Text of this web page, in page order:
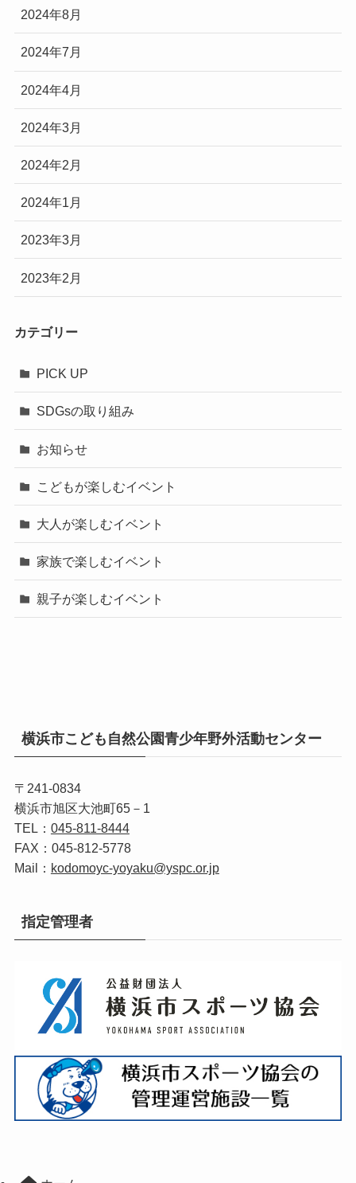
2024年8月
2024年7月
2024年4月
2024年3月
2024年2月
2024年1月
2023年3月
2023年2月
カテゴリー
PICK UP
SDGsの取り組み
お知らせ
こどもが楽しむイベント
大人が楽しむイベント
家族で楽しむイベント
親子が楽しむイベント
横浜市こども自然公園青少年野外活動センター
〒241-0834
横浜市旭区大池町65－1
TEL： 045‐811‐8444
FAX：045‐812‐5778
Mail： kodomoyc-yoyaku@yspc.or.jp
指定管理者